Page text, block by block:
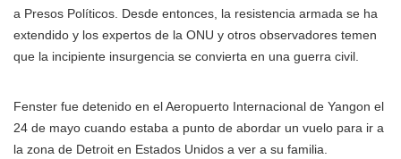
a Presos Políticos. Desde entonces, la resistencia armada se ha
extendido y los expertos de la ONU y otros observadores temen
que la incipiente insurgencia se convierta en una guerra civil.
Fenster fue detenido en el Aeropuerto Internacional de Yangon el
24 de mayo cuando estaba a punto de abordar un vuelo para ir a
la zona de Detroit en Estados Unidos a ver a su familia.